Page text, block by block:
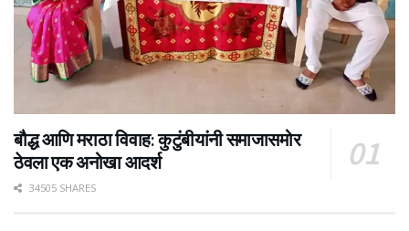
बौद्ध आणि मराठा विवाह: कुटुंबीयांनी समाजासमोर
ठेवला एक अनोखा आदर्श
34505 SHARES